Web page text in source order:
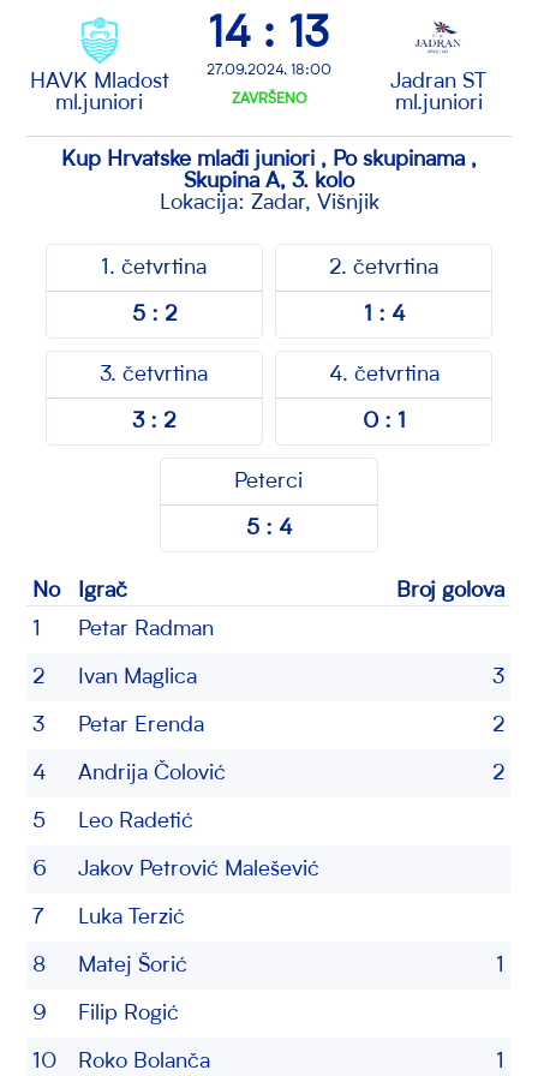
HAVK Mladost
ml.juniori
14 : 13
27.09.2024. 18:00
ZAVRŠENO
Jadran ST
ml.juniori
Kup Hrvatske mlađi juniori , Po skupinama ,
Skupina A, 3. kolo
Lokacija: Zadar, Višnjik
1. četvrtina
5 : 2
2. četvrtina
1 : 4
3. četvrtina
3 : 2
4. četvrtina
0 : 1
Peterci
5 : 4
No Igrač
Broj golova
1
Petar Radman
2 Ivan Maglica 3
3 Petar Erenda 2
4 Andrija Čolović 2
5 Leo Radetić
6 Jakov Petrović Malešević
7 Luka Terzić
8 Matej Šorić 1
9 Filip Rogić
10 Roko Bolanča 1